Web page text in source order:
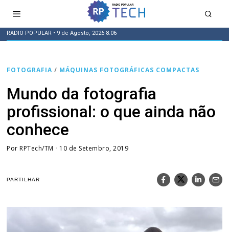
RADIO POPULAR • 9 de Agosto, 2026 8:06
FOTOGRAFIA / MÁQUINAS FOTOGRÁFICAS COMPACTAS
Mundo da fotografia
profissional: o que ainda não
conhece
PorRPTech/TM 10 de Setembro, 2019
PARTILHAR